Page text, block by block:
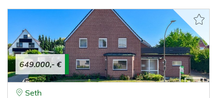
649.000,- €
Seth